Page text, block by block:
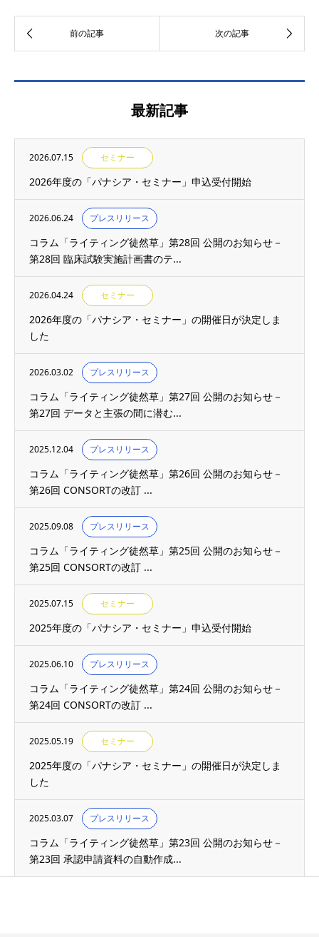
最新記事
2026.07.15 セミナー
2026年度の「パナシア・セミナー」申込受付開始
2026.06.24 プレスリリース
コラム「ライティング徒然草」第28回 公開のお知らせ－
第28回 臨床試験実施計画書のテ...
2026.04.24 セミナー
2026年度の「パナシア・セミナー」の開催日が決定しま
した
2026.03.02 プレスリリース
コラム「ライティング徒然草」第27回 公開のお知らせ－
第27回 データと主張の間に潜む...
2025.12.04 プレスリリース
コラム「ライティング徒然草」第26回 公開のお知らせ－
第26回 CONSORTの改訂 ...
2025.09.08 プレスリリース
コラム「ライティング徒然草」第25回 公開のお知らせ－
第25回 CONSORTの改訂 ...
2025.07.15 セミナー
2025年度の「パナシア・セミナー」申込受付開始
2025.06.10 プレスリリース
コラム「ライティング徒然草」第24回 公開のお知らせ－
第24回 CONSORTの改訂 ...
2025.05.19 セミナー
2025年度の「パナシア・セミナー」の開催日が決定しま
した
2025.03.07 プレスリリース
コラム「ライティング徒然草」第23回 公開のお知らせ－
第23回 承認申請資料の自動作成...